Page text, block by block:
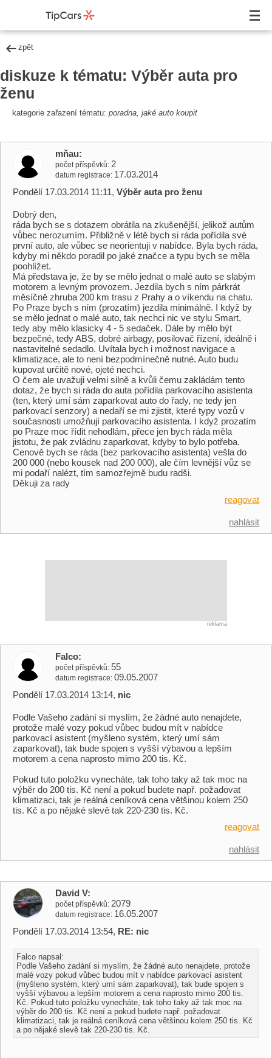
zpět
diskuze k tématu: Výběr auta pro
ženu
kategorie zařazení tématu: poradna, jaké auto koupit
mňau
počet příspěvků 2
datum registrace 17.03.2014
Pondělí 17.03.2014 11:11, Výběr auta pro ženu
Dobrý den,
ráda bych se s dotazem obrátila na zkušenější, jelikož autům
vůbec nerozumím. Přibližně v létě bych si ráda pořídila své
první auto, ale vůbec se neorientuji v nabídce. Byla bych ráda,
kdyby mi někdo poradil po jaké značce a typu bych se měla
poohlížet.
Má představa je, že by se mělo jednat o malé auto se slabým
motorem a levným provozem. Jezdila bych s ním párkrát
měsíčně zhruba 200 km trasu z Prahy a o víkendu na chatu.
Po Praze bych s ním (prozatím) jezdila minimálně. I když by
se mělo jednat o malé auto, tak nechci nic ve stylu Smart,
tedy aby mělo klasicky 4 - 5 sedaček. Dále by mělo být
bezpečné, tedy ABS, dobré airbagy, posilovač řízení, ideálně i
nastavitelné sedadlo. Uvítala bych i možnost navigace a
klimatizace, ale to není bezpodmínečně nutné. Auto budu
kupovat určitě nové, ojeté nechci.
O čem ale uvažuji velmi silně a kvůli čemu zakládám tento
dotaz, že bych si ráda do auta pořídila parkovacího asistenta
(ten, který umí sám zaparkovat auto do řady, ne tedy jen
parkovací senzory) a nedaří se mi zjistit, které typy vozů v
současnosti umožňují parkovacího asistenta. I když prozatím
po Praze moc řídit nehodlám, přece jen bych ráda měla
jistotu, že pak zvládnu zaparkovat, kdyby to bylo potřeba.
Cenově bych se ráda (bez parkovacího asistenta) vešla do
200 000 (nebo kousek nad 200 000), ale čím levnější vůz se
mi podaří nalézt, tím samozřejmě budu radši.
Děkuji za rady
reagovat
nahlásit
reklama
Falco
počet příspěvků 55
datum registrace 09.05.2007
Pondělí 17.03.2014 13:14, nic
Podle Vašeho zadání si myslím, že žádné auto nenajdete,
protože malé vozy pokud vůbec budou mít v nabídce
parkovací asistent (myšleno systém, který umí sám
zaparkovat), tak bude spojen s vyšší výbavou a lepším
motorem a cena naprosto mimo 200 tis. Kč.
Pokud tuto položku vynecháte, tak toho taky až tak moc na
výběr do 200 tis. Kč není a pokud budete např. požadovat
klimatizaci, tak je reálná ceníková cena většinou kolem 250
tis. Kč a po nějaké slevě tak 220-230 tis. Kč.
reagovat
nahlásit
David V
počet příspěvků 2079
datum registrace 16.05.2007
Pondělí 17.03.2014 13:54, RE: nic
Falco napsal:
Podle Vašeho zadání si myslím, že žádné auto nenajdete, protože
malé vozy pokud vůbec budou mít v nabídce parkovací asistent
(myšleno systém, který umí sám zaparkovat), tak bude spojen s
vyšší výbavou a lepším motorem a cena naprosto mimo 200 tis.
Kč. Pokud tuto položku vynecháte, tak toho taky až tak moc na
výběr do 200 tis. Kč není a pokud budete např. požadovat
klimatizaci, tak je reálná ceníková cena většinou kolem 250 tis. Kč
a po nějaké slevě tak 220-230 tis. Kč.